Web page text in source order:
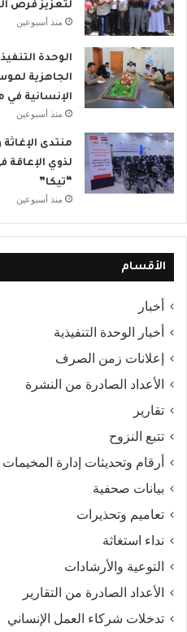
لتعزيز فرص
منذ أسبوعين
الوحدة
الجاهزية
الإنسانية في
منذ أسبوعين
لذوي الإعاقة
“تيكا”
منذ أسبوعين
الأقسام
أخبار
أخبار الوحدة التنفيذية
إعلانات زمن الصرف
الأعداد الصادرة من النشرة
تقارير
تتبع النزوح
أرقام وتحديثات إدارة المخيمات
بيانات صحفية
تعاميم وتحذيرات
نداء استغاثة
التوعية والأرشادات
الأعداد الصادرة من التقارير
تدخلات شركاء العمل الإنساني